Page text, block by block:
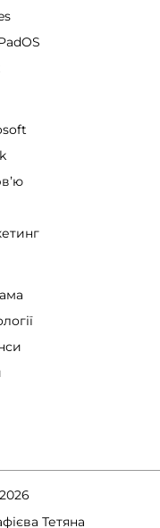
Тетяна